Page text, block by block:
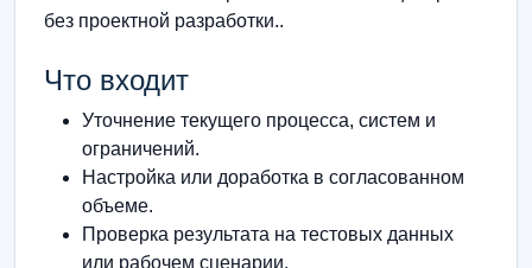
без проектной разработки..
Что входит
Уточнение текущего процесса, систем и
ограничений.
Настройка или доработка в согласованном
объеме.
Проверка результата на тестовых данных
или рабочем сценарии.